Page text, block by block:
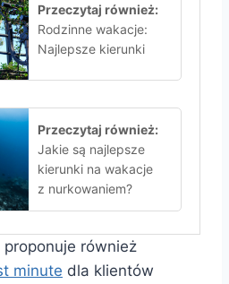
Przeczytaj również:
Rodzinne wakacje:
Najlepsze kierunki
Przeczytaj również:
Jakie są najlepsze
kierunki na wakacje
z nurkowaniem?
proponuje również
minute dla klientów